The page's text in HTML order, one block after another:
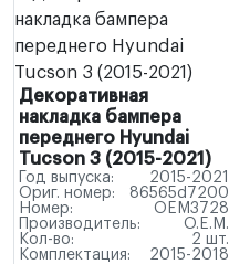
Декоративная
накладка бампера
переднего Hyundai
Tucson 3 (2015-2021)
Год выпуска:
2015-2021
Ориг. номер:
86565d7200
Номер:
OEM3728
Производитель:
O.E.M.
Кол-во:
2 шт.
Комплектация:
2015-2018